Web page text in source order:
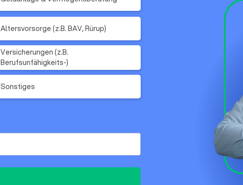
Altersvorsorge (z.B. BAV, Rürup)
Versicherungen (z.B.
Berufsunfähigkeits-)
Sonstiges